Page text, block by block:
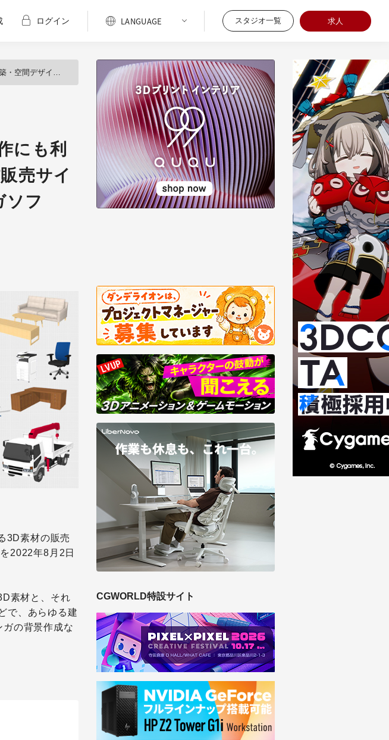
ログイン スタジオ一覧 求人
ード」開設（メガソフト）
にも利
売サイ
ソフ
3D素材の販売
2022年8月2日
素材と、それ
で、あらゆる建
の背景作成な
CGWORLD特設サイト